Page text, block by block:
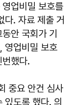
업비밀 보호를
다. 자료 제출 거
안 국회가 기
영업비밀 보호
했다.
중요 안건 심사
있도록 했다. 의